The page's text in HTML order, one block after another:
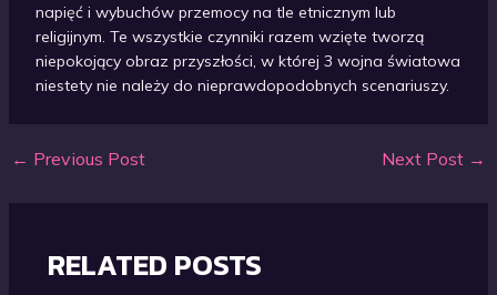
napięć i wybuchów przemocy na tle etnicznym lub
religijnym. Te wszystkie czynniki razem wzięte tworzą
niepokojący obraz przyszłości, w której 3 wojna światowa
niestety nie należy do nieprawdopodobnych scenariuszy.
Post
← Previous Post Next Post →
RELATED POSTS